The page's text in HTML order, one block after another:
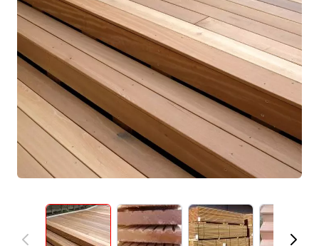
View larger imageView larger imageView larger image